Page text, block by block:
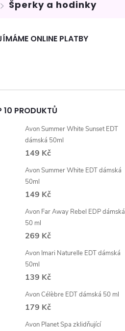
Šperky a hodinky
ONLINE PLATBY
10 PRODUKTŮ
Avon Summer White Sunset EDT
dámská 50ml
149 Kč
Avon Summer White EDT dámská
50ml
149 Kč
Avon Far Away Rebel EDP dámská
50 ml
269 Kč
Avon Imari Naturelle EDT dámská
50ml
139 Kč
Avon Célèbre EDT dámská 50 ml
179 Kč
Avon Planet Spa zklidňující